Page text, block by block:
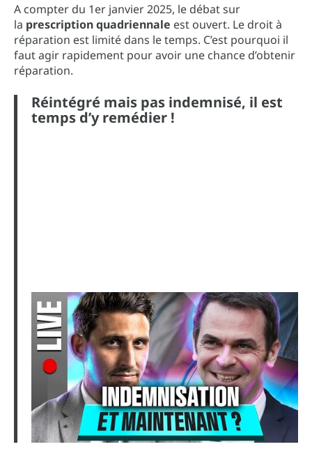
A compter du 1er janvier 2025, le débat sur
la prescription quadriennale est ouvert. Le droit à
réparation est limité dans le temps. C’est pourquoi il
faut agir rapidement pour avoir une chance d’obtenir
réparation.
Réintégré mais pas indemnisé, il est
temps d’y remédier !